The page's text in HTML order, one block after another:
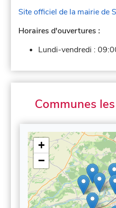
Site officiel de la mairie de
Horaires d'ouvertures :
Lundi-vendredi :
Communes
+
−